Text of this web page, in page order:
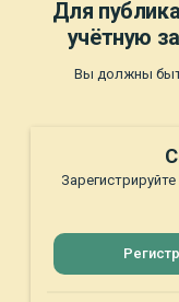
Для
учётную
Вы должны